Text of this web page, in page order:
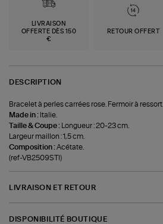
LIVRAISON
OFFERTE DÈS 150
€
RETOUR OFFERT
DESCRIPTION
Bracelet à perles carrées rose. Fermoir à ressort.
Made in : Italie.
Taille & Coupe :
Longueur : 20-23 cm.
Largeur maillon : 1,5 cm.
Composition :Acétate.
(ref-VB2509STI)
LIVRAISON ET RETOUR
DISPONIBILITÉ BOUTIQUE